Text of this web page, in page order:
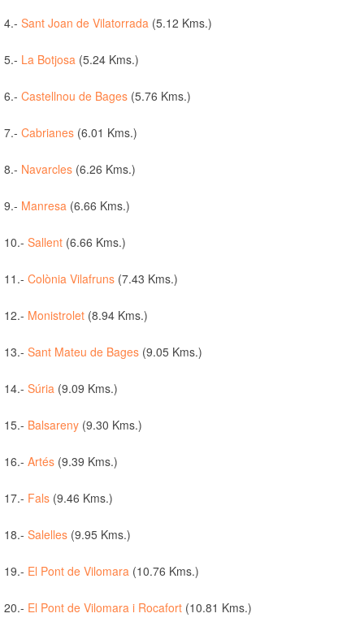
4.- Sant Joan de Vilatorrada (5.12 Kms.)
5.- La Botjosa (5.24 Kms.)
6.- Castellnou de Bages (5.76 Kms.)
7.- Cabrianes (6.01 Kms.)
8.- Navarcles (6.26 Kms.)
9.- Manresa (6.66 Kms.)
10.- Sallent (6.66 Kms.)
11.- Colònia Vilafruns (7.43 Kms.)
12.- Monistrolet (8.94 Kms.)
13.- Sant Mateu de Bages (9.05 Kms.)
14.- Súria (9.09 Kms.)
15.- Balsareny (9.30 Kms.)
16.- Artés (9.39 Kms.)
17.- Fals (9.46 Kms.)
18.- Salelles (9.95 Kms.)
19.- El Pont de Vilomara (10.76 Kms.)
20.- El Pont de Vilomara i Rocafort (10.81 Kms.)